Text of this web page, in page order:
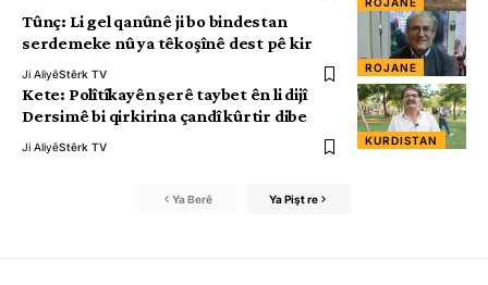
ROJANE
Tûnç: Li gel qanûnê ji bo bindestan
serdemeke nû ya têkoşînê dest pê kir
Ji AliyêStêrk TV
KURDISTAN
Kete: Polîtîkayên şerê taybet ên li dijî
Dersimê bi qirkirina çandî kûrtir dibe
Ji AliyêStêrk TV
Ya Berê Ya Pişt re